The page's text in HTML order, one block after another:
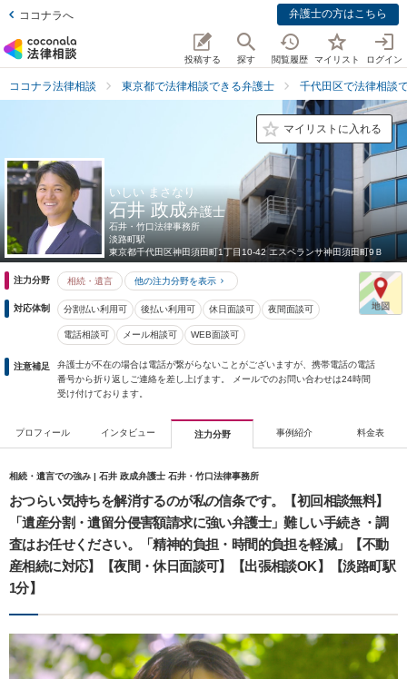
ココナラへ 弁護士の方はこちら
投稿する 探す 閲覧履歴 マイリスト ログイン
ココナラ法律相談 東京都で法律相談できる弁護士 千代田区で法律相談
マイリストに入れる
いしい まさなり
石井 政成弁護士
石井・竹口法律事務所
淡路町駅
東京都千代田区神田須田町1丁目10-42 エスペランサ神田須田町9Ｂ
注力分野 相続・遺言 他の注力分野を表示
対応体制 分割払い利用可 後払い利用可 休日面談可 夜間面談可
電話相談可 メール相談可 WEB面談可
注意補足
弁護士が不在の場合は電話が繋がらないことがございますが、携帯電話の電話
番号から折り返しご連絡を差し上げます。 メールでのお問い合わせは24時間
受け付けております。
プロフィール インタビュー 注力分野 事例紹介 料金表
相続・遺言での強み | 石井 政成弁護士 石井・竹口法律事務所
おつらい気持ちを解消するのが私の信条です。【初回相談無料】
「遺産分割・遺留分侵害額請求に強い弁護士」難しい手続き・調
査はお任せください。「精神的負担・時間的負担を軽減」【不動
産相続に対応】【夜間・休日面談可】【出張相談OK】【淡路町駅
1分】